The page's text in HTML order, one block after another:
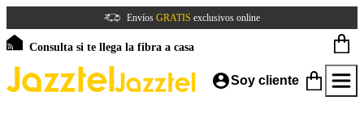
Envíos GRATIS exclusivos online
Consulta si te llega la fibra a casa
Soy cliente